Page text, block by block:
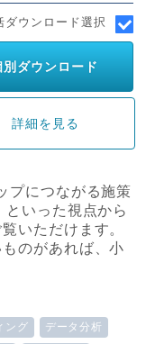
ダウンロード選択
別ダウンロード
詳細を見る
プにつながる施策
いった視点から
いただけます。
のがあれば、小
ング データ分析